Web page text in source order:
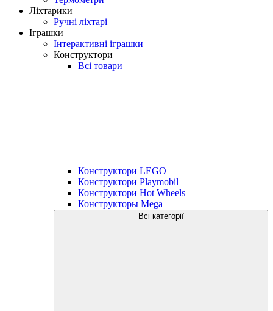
Ліхтарики
Ручні ліхтарі
Іграшки
Інтерактивні іграшки
Конструктори
Всі товари
Конструктори LEGO
Конструктори Playmobil
Конструктори Hot Wheels
Конструкторы Mega
Всі категорії